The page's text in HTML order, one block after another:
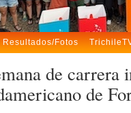
Resultados/Fotos
de
de